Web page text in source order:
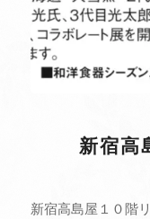
新宿高
新宿高島屋１０階